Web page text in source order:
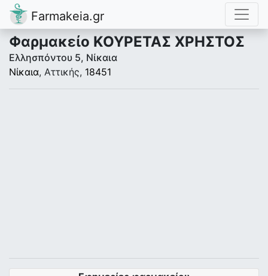
Farmakeia.gr
Φαρμακείο ΚΟΥΡΕΤΑΣ ΧΡΗΣΤΟΣ
Ελλησπόντου 5, Νίκαια
Νίκαια, Αττικής, 18451